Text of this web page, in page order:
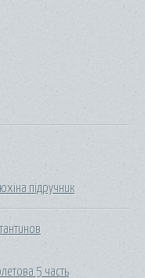
підручник
5 часть